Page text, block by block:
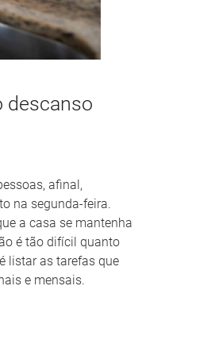
descanso
afinal,
na segunda-feira.
a casa se mantenha
é tão difícil quanto
listar as tarefas que
e mensais.